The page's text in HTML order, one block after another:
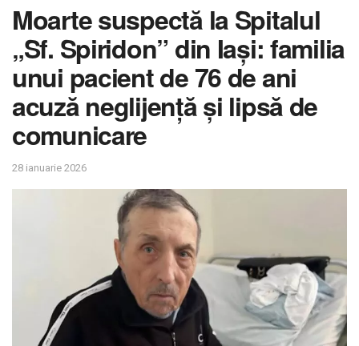
Moarte suspectă la Spitalul
„Sf. Spiridon” din Iași: familia
unui pacient de 76 de ani
acuză neglijență și lipsă de
comunicare
28 ianuarie 2026